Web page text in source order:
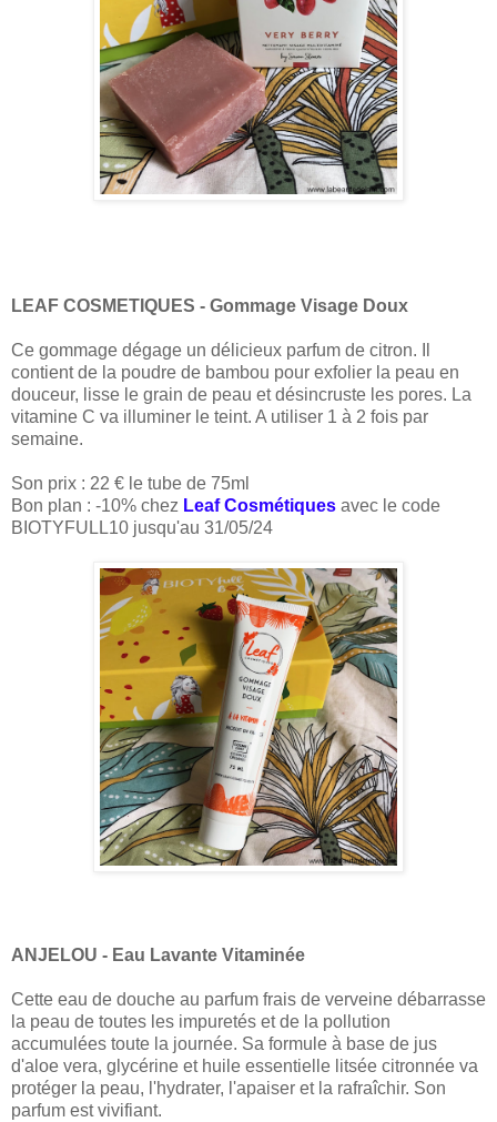
LEAF COSMETIQUES - Gommage Visage Doux
Ce gommage dégage un délicieux parfum de citron. Il
contient de la poudre de bambou pour exfolier la peau en
douceur, lisse le grain de peau et désincruste les pores. La
vitamine C va illuminer le teint. A utiliser 1 à 2 fois par
semaine.
Son prix : 22 € le tube de 75ml
Bon plan : -10% chez Leaf Cosmétiques avec le code
BIOTYFULL10 jusqu'au 31/05/24
ANJELOU - Eau Lavante Vitaminée
Cette eau de douche au parfum frais de verveine débarrasse
la peau de toutes les impuretés et de la pollution
accumulées toute la journée. Sa formule à base de jus
d'aloe vera, glycérine et huile essentielle litsée citronnée va
protéger la peau, l'hydrater, l'apaiser et la rafraîchir. Son
parfum est vivifiant.